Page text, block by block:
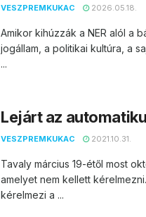
VESZPREMKUKAC 2026.05.18.
Amikor kihúzzák a NER alól a
jogállam, a politikai kultúra, a
...
Lejárt az
VESZPREMKUKAC 2021.10.31.
Tavaly március 19-étől most
amelyet nem kellett
kérelmezi a ...